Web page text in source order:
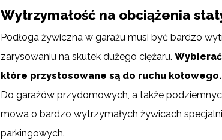
Wytrzymałość na obciążenia
Podłoga żywiczna w garażu musi być bardzo
zarysowaniu na skutek dużego ciężaru.
które przystosowane są do ruchu kołowego.
Do garażów przydomowych, a także
mowa o bardzo wytrzymałych żywicach
parkingowych.